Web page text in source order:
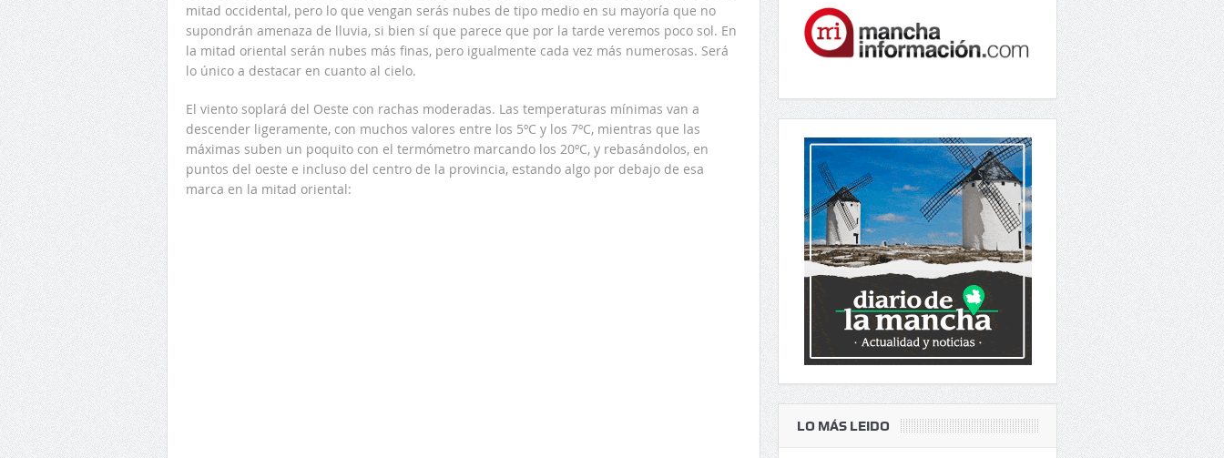
mitad occidental, pero lo que vengan serás nubes de tipo medio en su mayoría que no
supondrán amenaza de lluvia, si bien sí que parece que por la tarde veremos poco sol. En
la mitad oriental serán nubes más finas, pero igualmente cada vez más numerosas. Será
lo único a destacar en cuanto al cielo.
El viento soplará del Oeste con rachas moderadas. Las temperaturas mínimas van a
descender ligeramente, con muchos valores entre los 5ºC y los 7ºC, mientras que las
máximas suben un poquito con el termómetro marcando los 20ºC, y rebasándolos, en
puntos del oeste e incluso del centro de la provincia, estando algo por debajo de esa
marca en la mitad oriental:
LO MÁS LEIDO